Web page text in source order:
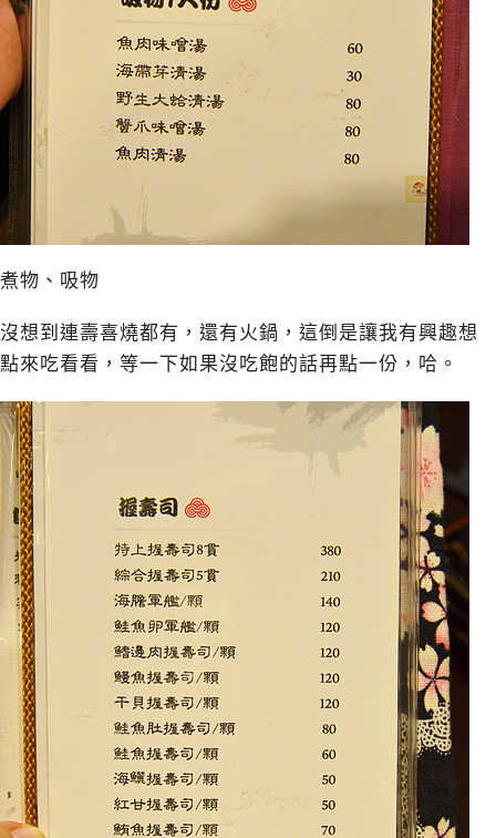
煮物、吸物
沒想到連壽喜燒都有，還有火鍋，這倒是讓我有興趣想
點來吃看看，等一下如果沒吃飽的話再點一份，哈。